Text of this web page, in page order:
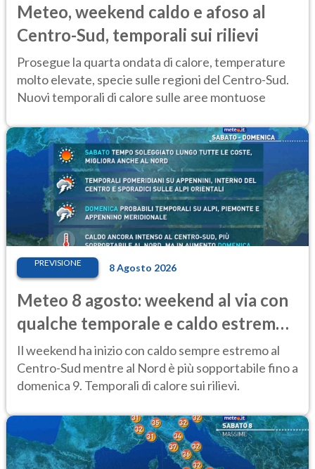
Meteo, weekend caldo e afoso al
Centro-Sud, temporali sui rilievi
Prosegue la quarta ondata di calore, temperature
molto elevate, specie sulle regioni del Centro-Sud.
Nuovi temporali di calore sulle aree montuose
PREVISIONE 8 Agosto 2026
Meteo 8 agosto: weekend al via con
qualche temporale e caldo estremo
al Centro-Sud
Il weekend ha inizio con caldo sempre estremo al
Centro-Sud mentre al Nord è più sopportabile fino a
domenica 9. Temporali di calore sui rilievi.